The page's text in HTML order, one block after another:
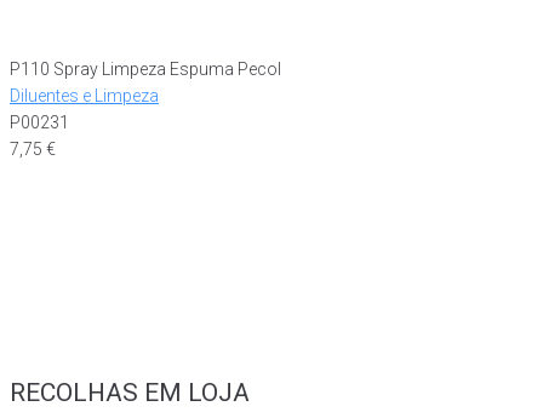
P110 Spray Limpeza Espuma Pecol
Diluentes e Limpeza
P00231
7,75 €
RECOLHAS EM LOJA